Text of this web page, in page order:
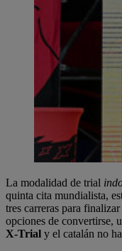
La modalidad de trial
quinta cita mundialista,
tres carreras para
opciones de convertirse,
X-Trial y el catalán no